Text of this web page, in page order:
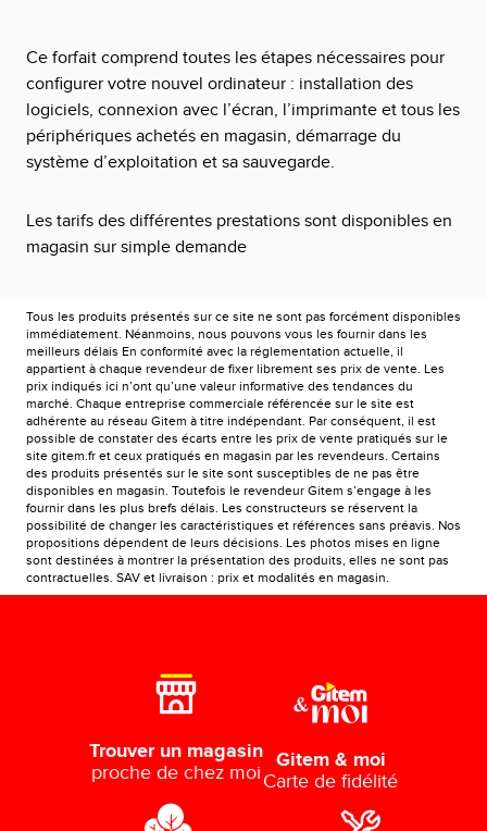
Ce forfait comprend toutes les étapes nécessaires pour
configurer votre nouvel ordinateur : installation des
logiciels, connexion avec l’écran, l’imprimante et tous les
périphériques achetés en magasin, démarrage du
système d’exploitation et sa sauvegarde.
Les tarifs des différentes prestations sont disponibles en
magasin sur simple demande
Tous les produits présentés sur ce site ne sont pas forcément disponibles
immédiatement. Néanmoins, nous pouvons vous les fournir dans les
meilleurs délais En conformité avec la réglementation actuelle, il
appartient à chaque revendeur de fixer librement ses prix de vente. Les
prix indiqués ici n’ont qu’une valeur informative des tendances du
marché. Chaque entreprise commerciale référencée sur le site est
adhérente au réseau Gitem à titre indépendant. Par conséquent, il est
possible de constater des écarts entre les prix de vente pratiqués sur le
site gitem.fr et ceux pratiqués en magasin par les revendeurs. Certains
des produits présentés sur le site sont susceptibles de ne pas être
disponibles en magasin. Toutefois le revendeur Gitem s’engage à les
fournir dans les plus brefs délais. Les constructeurs se réservent la
possibilité de changer les caractéristiques et références sans préavis. Nos
propositions dépendent de leurs décisions. Les photos mises en ligne
sont destinées à montrer la présentation des produits, elles ne sont pas
contractuelles. SAV et livraison : prix et modalités en magasin.
Trouver un magasin
proche de chez moi
Gitem & moi
Carte de fidélité